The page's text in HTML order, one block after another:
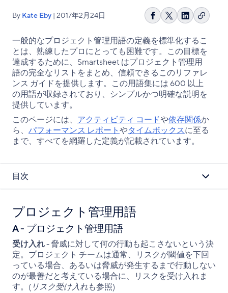
By Kate Eby | 2017年2月24日
Facebook
シ
ェ
ア
Share
X
LinkedIn
シ
ェ
ア
リ
ク
を
コ
ピ
ー
一般的なプロジェクト管理用語の定義を標準化するこ
とは、熟練したプロにとっても困難です。この目標を
達成するために、Smartsheet はプロジェクト管理用
語の完全なリストをまとめ、信頼できるこのリファレ
ンス ガイドを提供します。この用語集には 600 以上
の用語が収録されており、シンプルかつ明確な説明を
提供しています。
このページには、 アクティビティ コードや依存関係か
ら、 パフォーマンス レポートやタイムボックスに至る
まで、すべてを網羅した定義が記載されています。
目次
プロジェクト管理用語
A - プロジェクト管理用語
受け入れ- 脅威に対して何の行動も起こさないという決
定。プロジェクト チームは通常、リスクが閾値を下回
っている場合、あるいは脅威が発生するまで行動しない
のが最善だと考えている場合に、リスクを受け入れま
す。( リスク受け入れも参照)